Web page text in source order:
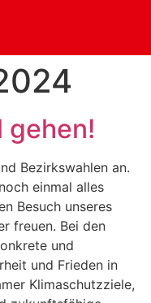
gehen!
Bezirkswahlen an.
einmal alles
Besuch unseres
freuen. Bei den
und
und Frieden in
Klimaschutzziele,